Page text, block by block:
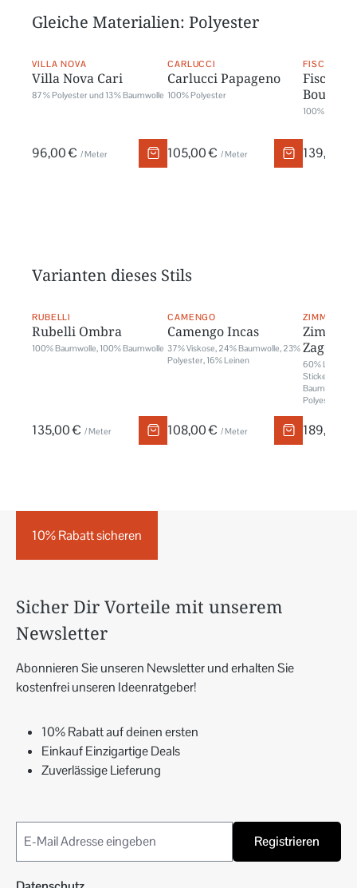
Gleiche Materialien: Polyester
VILLA NOVA
Villa Nova Cari
87 % Polyester und 13 % Baumwolle
96,00 € / Meter
CARLUCCI
Carlucci Papageno
100% Polyester
105,00 € / Meter
Bouclé
100%
139,00 €
Varianten dieses Stils
RUBELLI
Rubelli Ombra
100% Baumwolle, 100% Baumwolle
135,00 € / Meter
CAMENGO
Camengo Incas
37% Viskose, 24% Baumwolle, 23%
Polyester, 16% Leinen
108,00 € / Meter
ZIMMER +
Zimmer
Zagora
60% Leinen,
Stickerei:
Baumwolle,
Polyester, 1%
189,00 €
10% Rabatt sicheren
Sicher Dir Vorteile mit unserem
Newsletter
Abonnieren Sie unseren Newsletter und erhalten Sie
kostenfrei unseren Ideenratgeber!
10% Rabatt auf deinen ersten
Einkauf Einzigartige Deals
Zuverlässige Lieferung
Registrieren